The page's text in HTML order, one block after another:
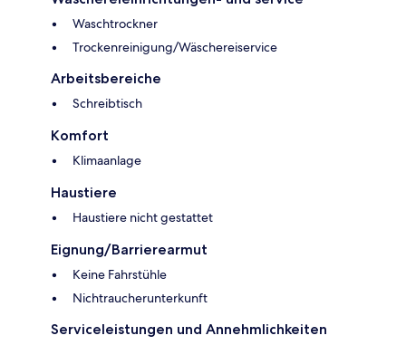
Waschtrockner
Trockenreinigung/Wäschereiservice
Arbeitsbereiche
Schreibtisch
Komfort
Klimaanlage
Haustiere
Haustiere nicht gestattet
Eignung/Barrierearmut
Keine Fahrstühle
Nichtraucherunterkunft
Serviceleistungen und Annehmlichkeiten